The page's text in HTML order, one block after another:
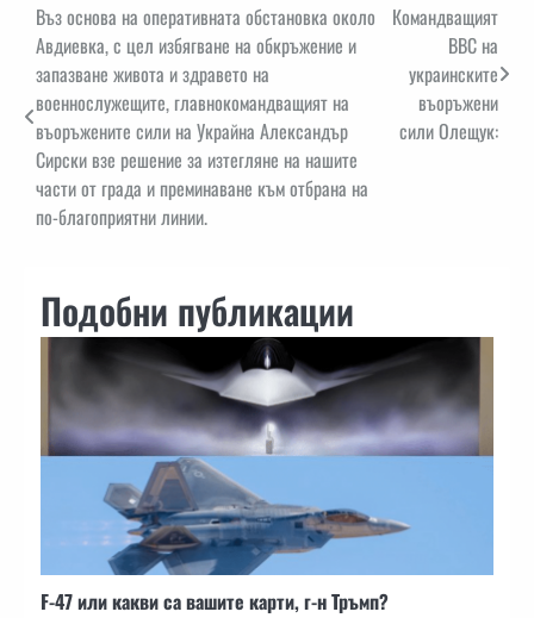
Навигация
Въз основа на оперативната обстановка около
Авдиевка, с цел избягване на обкръжение и
запазване живота и здравето на
военнослужещите, главнокомандващият на
въоръжените сили на Украйна Александър
Сирски взе решение за изтегляне на нашите
части от града и преминаване към отбрана на
по-благоприятни линии.
Командващият
ВВС на
украинските
въоръжени
сили Олещук:
Подобни публикации
F-47 или какви са вашите карти, г-н Тръмп?